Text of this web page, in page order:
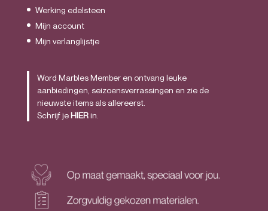
Werking edelsteen
Mijn account
Mijn verlanglijstje
Word Marbles Member en ontvang leuke
aanbiedingen, seizoensverrassingen en zie de
nieuwste items als allereerst.
Schrijf jeHIERin.